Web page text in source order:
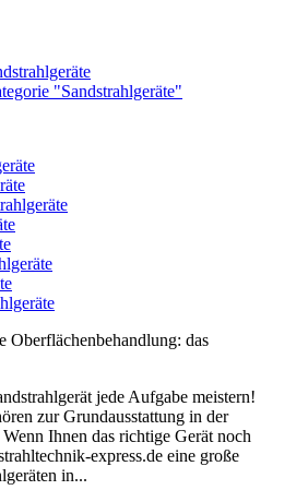
"Sandstrahlgeräte"
Oberflächenbehandlung: das
jede Aufgabe meistern!
zur Grundausstattung in der
Ihnen das richtige Gerät noch
express.de eine große
in...